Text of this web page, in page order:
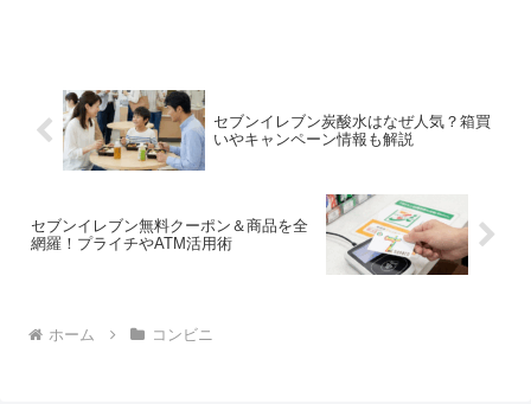
セブンイレブン炭酸水はなぜ人気？箱買
いやキャンペーン情報も解説
セブンイレブン無料クーポン＆商品を全
網羅！プライチやATM活用術
ホーム コンビニ